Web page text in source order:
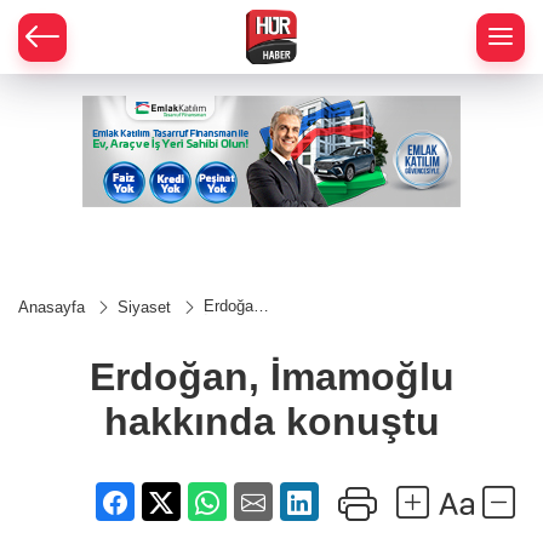
Anasayfa Siyaset
Erdoğan,
Erdoğan, İmamoğlu
hakkında konuştu